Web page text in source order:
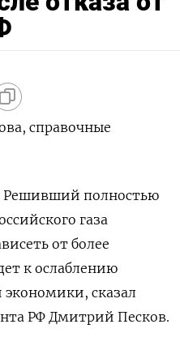
справочные
Решивший полностью
газа
от более
к ослаблению
экономики, сказал
РФ Дмитрий Песков.